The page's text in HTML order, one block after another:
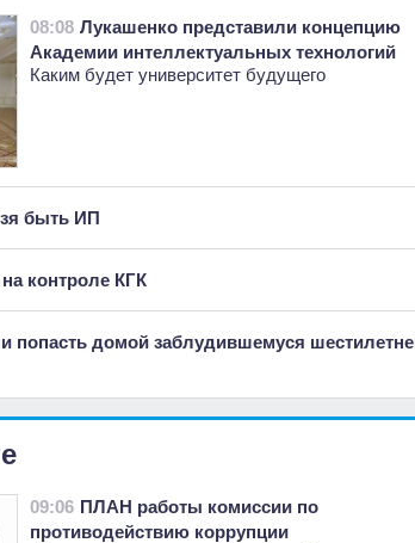
08:08 Лукашенко представили концепцию
Академии интеллектуальных технологий
Каким будет университет будущего
быть ИП
контроле КГК
попасть домой заблудившемуся
09:06 ПЛАН работы комиссии по
противодействию коррупции